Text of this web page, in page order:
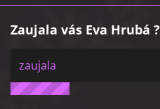
Zaujala vás Eva Hrubá ?
zaujala